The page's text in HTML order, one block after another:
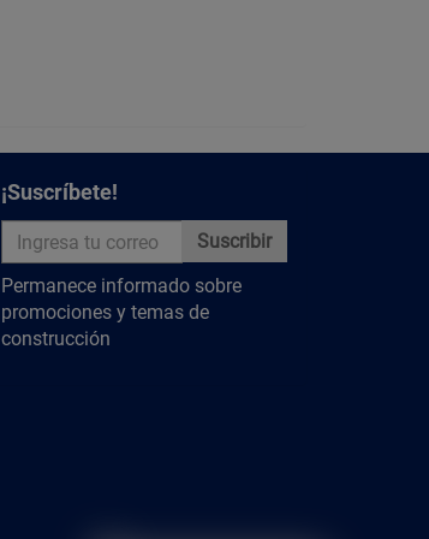
¡Suscríbete!
Suscribir
Permanece informado sobre
promociones y temas de
construcción